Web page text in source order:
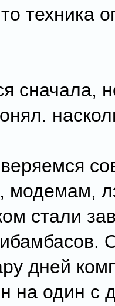
техника
сначала,
модемам,
стали
дней
на один с